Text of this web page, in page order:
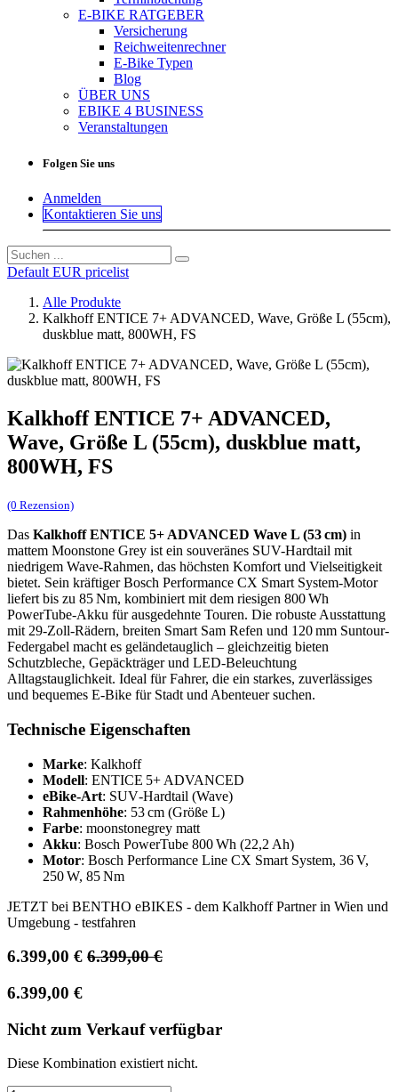
E-BIKE RATGEBER
Versicherung
Reichweitenrechner
E-Bike Typen
Blog
ÜBER UNS
EBIKE 4 BUSINESS
Veranstaltungen
Folgen Sie uns
Anmelden
Kontaktieren Sie uns
Default EUR pricelist
Alle Produkte
Kalkhoff ENTICE 7+ ADVANCED, Wave, Größe L (55cm),
duskblue matt, 800WH, FS
Kalkhoff ENTICE 7+ ADVANCED,
Wave, Größe L (55cm), duskblue matt,
800WH, FS
(0 Rezension)
Das Kalkhoff ENTICE 5+ ADVANCED Wave L (53 cm) in
mattem Moonstone Grey ist ein souveränes SUV-Hardtail mit
niedrigem Wave-Rahmen, das höchsten Komfort und Vielseitigkeit
bietet. Sein kräftiger Bosch Performance CX Smart System-Motor
liefert bis zu 85 Nm, kombiniert mit dem riesigen 800 Wh
PowerTube-Akku für ausgedehnte Touren. Die robuste Ausstattung
mit 29-Zoll-Rädern, breiten Smart Sam Refen und 120 mm Suntour-
Federgabel macht es geländetauglich – gleichzeitig bieten
Schutzbleche, Gepäckträger und LED-Beleuchtung
Alltagstauglichkeit. Ideal für Fahrer, die ein starkes, zuverlässiges
und bequemes E‑Bike für Stadt und Abenteuer suchen.
Technische Eigenschaften
Marke: Kalkhoff
Modell: ENTICE 5+ ADVANCED
eBike‑Art: SUV‑Hardtail (Wave)
Rahmenhöhe: 53 cm (Größe L)
Farbe: moonstonegrey matt
Akku: Bosch PowerTube 800 Wh (22,2 Ah)
Motor: Bosch Performance Line CX Smart System, 36 V,
250 W, 85 Nm
JETZT bei BENTHO eBIKES - dem Kalkhoff Partner in Wien und
Umgebung - testfahren
6.399,00 € 6.399,00€
6.399,00 €
Nicht zum Verkauf verfügbar
Diese Kombination existiert nicht.